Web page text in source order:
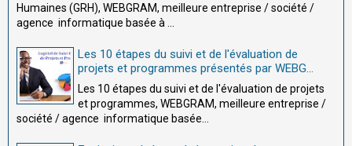
Humaines (GRH), WEBGRAM, meilleure entreprise / société /
agence informatique basée à ...
Les 10 étapes du suivi et de l'évaluation de
projets et programmes présentés par WEBG...
Les 10 étapes du suivi et de l'évaluation de projets
et programmes, WEBGRAM, meilleure entreprise /
société / agence informatique basée...